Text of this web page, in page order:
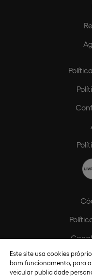
Plano de
Este site usa cookies
bom funcionamento, para
veicular publicidade